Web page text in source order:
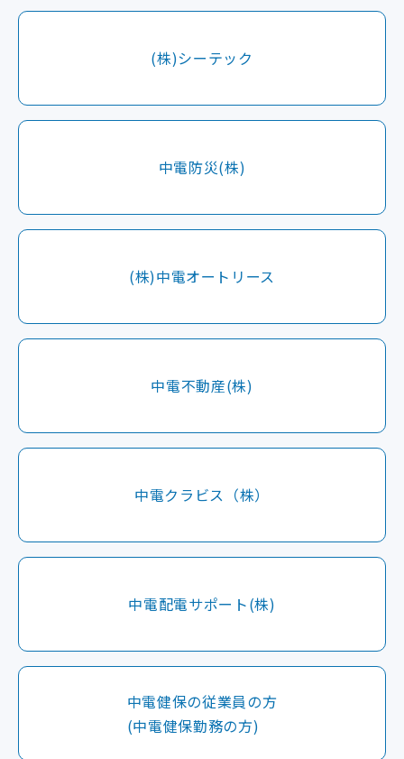
(株)シーテック
中電防災(株)
(株)中電オートリース
中電不動産(株)
中電クラビス（株）
中電配電サポート(株)
中電健保の従業員の方
(中電健保勤務の方)